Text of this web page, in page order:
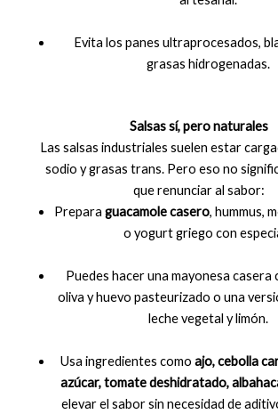
Evita los panes ultraprocesados,
grasas hidrogenadas.
Salsas sí, pero naturales
Las salsas industriales suelen estar
sodio y grasas trans. Pero eso no
que renunciar al sabor:
Prepara guacamole casero, hummus,
o yogurt griego con
Puedes hacer una mayonesa casera
oliva y huevo pasteurizado o una
leche vegetal y limón.
Usa ingredientes como ajo, cebolla
azúcar, tomate deshidratado,
elevar el sabor sin necesidad de